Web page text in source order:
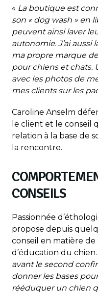
« La boutique est
son « dog wash » en
peuvent ainsi laver
autonomie. J’ai
ma propre marque
pour chiens et chats.
avec les photos de
mes clients sur les
Caroline Anselm
le client et le conseil
relation à la base de
la rencontre.
CONSEILS
Passionnée
propose depuis
conseil en matière
d’éducation du chien.
avant le second
donner les bases
rééduquer un chien